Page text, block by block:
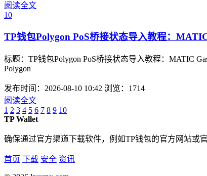
阅读全文
10
TP钱包Polygon PoS桥接状态导入教程：
标题：TP钱包Polygon PoS桥接状态导入教程：MATIC
Polygon
发布时间：2026-08-10 10:42 浏览：1714
阅读全文
1 2 3 4 5 6 7 8 9 10
TP Wallet
确保通过官方渠道下载软件，例如TP钱包的官方网站或
首页 下载 安全 资讯